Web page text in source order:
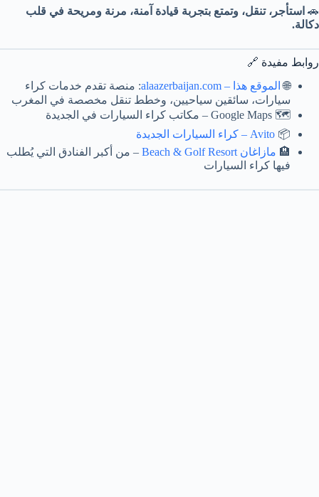
🚗 استأجر، تنقل، وتمتع بتجربة قيادة آمنة، مرنة ومريحة في قلب
دكالة.
روابط مفيدة 🔗
🌐 الموقع هذا – alaazerbaijan.com
: منصة تقدم خدمات كراء
سيارات، سائقين سياحيين، وخطط تنقل مخصصة في المغرب
🗺️ Google Maps – مكاتب كراء السيارات في الجديدة
📦 Avito – كراء السيارات الجديدة
🏨 مازاغان Beach & Golf Resort
– من أكبر الفنادق التي يُطلب
فيها كراء السيارات